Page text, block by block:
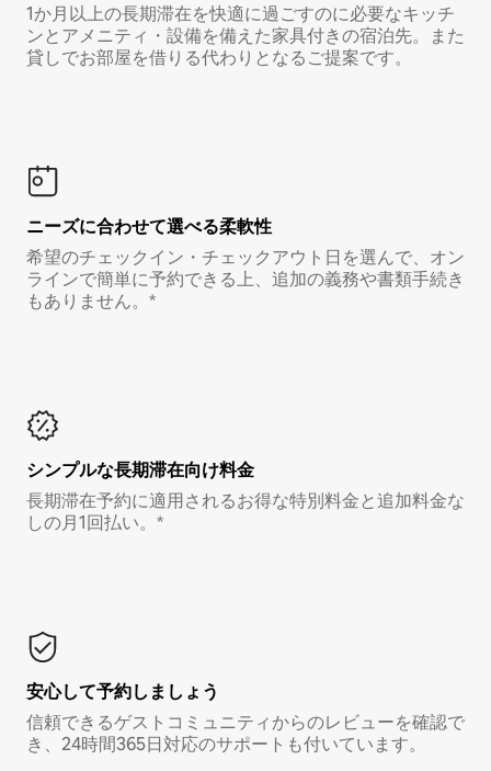
1か月以上の長期滞在を快適に過ごすのに必要なキッチ
ンとアメニティ・設備を備えた家具付きの宿泊先。また
貸しでお部屋を借りる代わりとなるご提案です。
ニーズに合わせて選べる柔軟性
希望のチェックイン・チェックアウト日を選んで、オン
ラインで簡単に予約できる上、追加の義務や書類手続き
もありません。*
シンプルな長期滞在向け料金
長期滞在予約に適用されるお得な特別料金と追加料金な
しの月1回払い。*
安心して予約しましょう
信頼できるゲストコミュニティからのレビューを確認で
き、24時間365日対応のサポートも付いています。